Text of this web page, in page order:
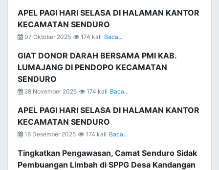
APEL PAGI HARI SELASA DI HALAMAN KANTOR
KECAMATAN SENDURO
07 Oktober 2025 174 kali Baca...
GIAT DONOR DARAH BERSAMA PMI KAB.
LUMAJANG DI PENDOPO KECAMATAN
SENDURO
28 November 2025 174 kali Baca...
APEL PAGI HARI SELASA DI HALAMAN KANTOR
KECAMATAN SENDURO
16 Desember 2025 174 kali Baca...
Tingkatkan Pengawasan, Camat Senduro Sidak
Pembuangan Limbah di SPPG Desa Kandangan